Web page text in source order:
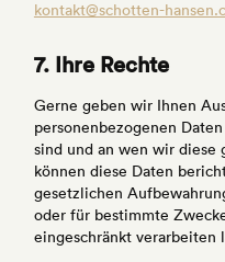
kontakt@schotten-
7. Ihre Rechte
Gerne geben wir Ihnen
personenbezogenen
sind und an wen wir diese
können diese Daten
gesetzlichen
oder für bestimmte
eingeschränkt verarbeiten